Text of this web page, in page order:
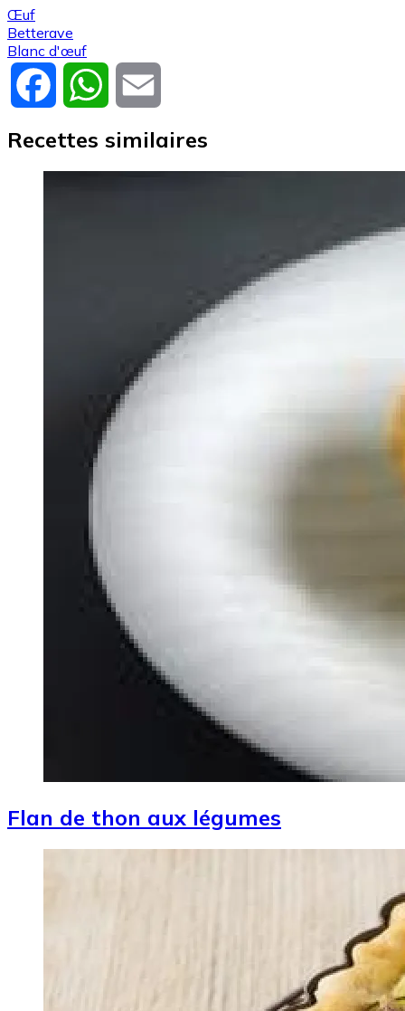
Œuf
Betterave
Blanc d'œuf
Facebook WhatsApp
Recettes similaires
Flan de thon aux légumes